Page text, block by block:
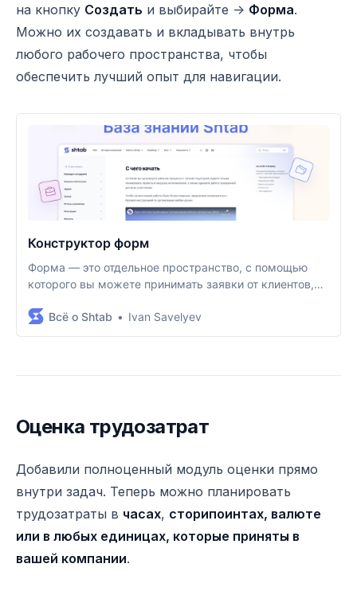
на кнопку Создать и выбирайте -> Форма.
Можно их создавать и вкладывать внутрь
любого рабочего пространства, чтобы
обеспечить лучший опыт для навигации.
Конструктор форм
Форма — это отдельное пространство, с помощью
которого вы можете принимать заявки от клиентов,
для любых других целей, сценарии использования
практически не ограничены. Форма собирается из
Всё о Shtab Ivan Savelyev
Оценка трудозатрат
Добавили полноценный модуль оценки прямо
внутри задач. Теперь можно планировать
трудозатраты в часах, сторипоинтах, валюте
или в любых единицах, которые приняты в
вашей компании.